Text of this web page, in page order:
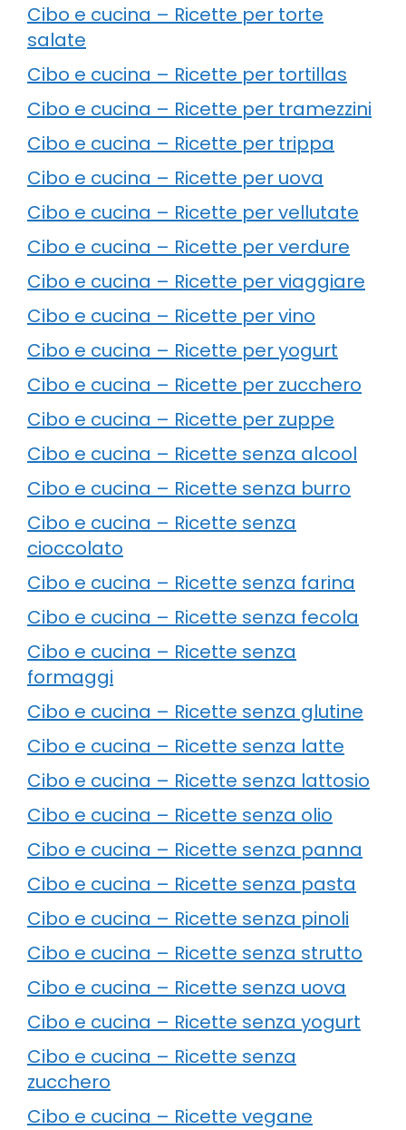
Cibo e cucina – Ricette per torte
salate
Cibo e cucina – Ricette per tortillas
Cibo e cucina – Ricette per tramezzini
Cibo e cucina – Ricette per trippa
Cibo e cucina – Ricette per uova
Cibo e cucina – Ricette per vellutate
Cibo e cucina – Ricette per verdure
Cibo e cucina – Ricette per viaggiare
Cibo e cucina – Ricette per vino
Cibo e cucina – Ricette per yogurt
Cibo e cucina – Ricette per zucchero
Cibo e cucina – Ricette per zuppe
Cibo e cucina – Ricette senza alcool
Cibo e cucina – Ricette senza burro
Cibo e cucina – Ricette senza
cioccolato
Cibo e cucina – Ricette senza farina
Cibo e cucina – Ricette senza fecola
Cibo e cucina – Ricette senza
formaggi
Cibo e cucina – Ricette senza glutine
Cibo e cucina – Ricette senza latte
Cibo e cucina – Ricette senza lattosio
Cibo e cucina – Ricette senza olio
Cibo e cucina – Ricette senza panna
Cibo e cucina – Ricette senza pasta
Cibo e cucina – Ricette senza pinoli
Cibo e cucina – Ricette senza strutto
Cibo e cucina – Ricette senza uova
Cibo e cucina – Ricette senza yogurt
Cibo e cucina – Ricette senza
zucchero
Cibo e cucina – Ricette vegane